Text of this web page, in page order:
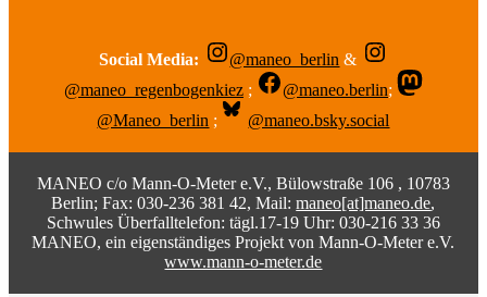
Social Media: @maneo_berlin &
@maneo_regenbogenkiez ; @maneo.berlin;
@Maneo_berlin ; @maneo.bsky.social
MANEO c/o Mann-O-Meter e.V., Bülowstraße 106 , 10783
Berlin; Fax: 030-236 381 42, Mail:maneo[at]maneo.de,
Schwules Überfalltelefon: tägl.17-19 Uhr: 030-216 33 36
MANEO, ein eigenständiges Projekt von Mann-O-Meter e.V.
www.mann-o-meter.de